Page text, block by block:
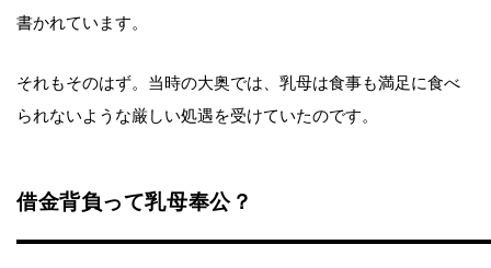
書かれています。
それもそのはず。当時の大奥では、乳母は食事も満足に食べ
られないような厳しい処遇を受けていたのです。
借金背負って乳母奉公？